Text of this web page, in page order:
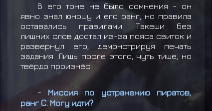
В его тоне не было сомнения - он
явно знал юношу и его ранг, но правила
оставались правилами. Такеши без
лишних слов достал из-за пояса свиток и
развернул его, демонстрируя печать
задания. Лишь после этого, чуть тише, но
твёрдо произнёс:
- Миссия по устранению пиратов,
ранг C. Могу идти?